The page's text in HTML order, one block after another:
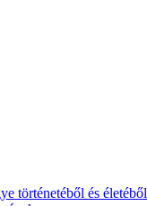
történetéből és életéből